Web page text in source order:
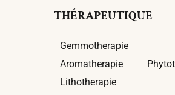
THÉRAPEUTIQUE
Gemmotherapie
Aromatherapie
Lithotherapie